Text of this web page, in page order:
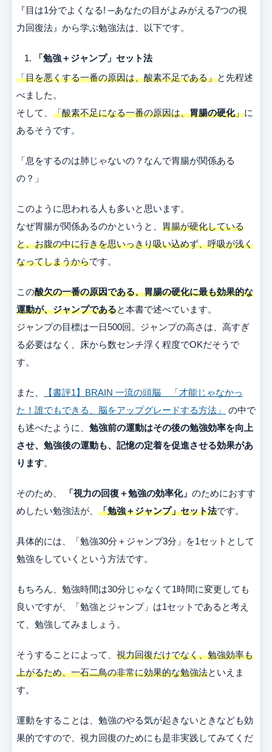
『目は1分でよくなる! ─あなたの目がよみがえる7つの視
力回復法』から学ぶ勉強法は、以下です。
「勉強＋ジャンプ」セット法
「目を悪くする一番の原因は、酸素不足である」と先程述
べました。
そして、 「酸素不足になる一番の原因は、胃腸の硬化」に
あるそうです。
「息をするのは肺じゃないの？なんで胃腸が関係ある
の？」
このように思われる人も多いと思います。
なぜ胃腸が関係あるのかというと、 胃腸が硬化している
と、お腹の中に行きを思いっきり吸い込めず、呼吸が浅く
なってしまうからです。
この酸欠の一番の原因である、胃腸の硬化に最も効果的な
運動が、ジャンプであると本書で述べています。
ジャンプの目標は一日500回。ジャンプの高さは、高すぎ
る必要はなく、床から数センチ浮く程度でOKだそうで
す。
また、
【書評1】BRAIN 一流の頭脳 「才能じゃなかっ
た！誰でもできる、脳をアップグレードする方法」
の中で
も述べたように、 勉強前の運動はその後の勉強効率を向上
させ、勉強後の運動も、記憶の定着を促進させる効果があ
ります。
そのため、 「視力の回復＋勉強の効率化」 のためにおすす
めしたい勉強法が、 「勉強＋ジャンプ」セット法です。
具体的には、「勉強30分＋ジャンプ3分」を1セットとして
勉強をしていくという方法です。
もちろん、勉強時間は30分じゃなくて1時間に変更しても
良いですが、「勉強とジャンプ」は1セットであると考え
て、勉強してみましょう。
そうすることによって、 視力回復だけでなく、勉強効率も
上がるため、一石二鳥の非常に効果的な勉強法といえま
す。
運動をすることは、勉強のやる気が起きないときなども効
果的ですので、視力回復のためにも是非実践してみてくだ